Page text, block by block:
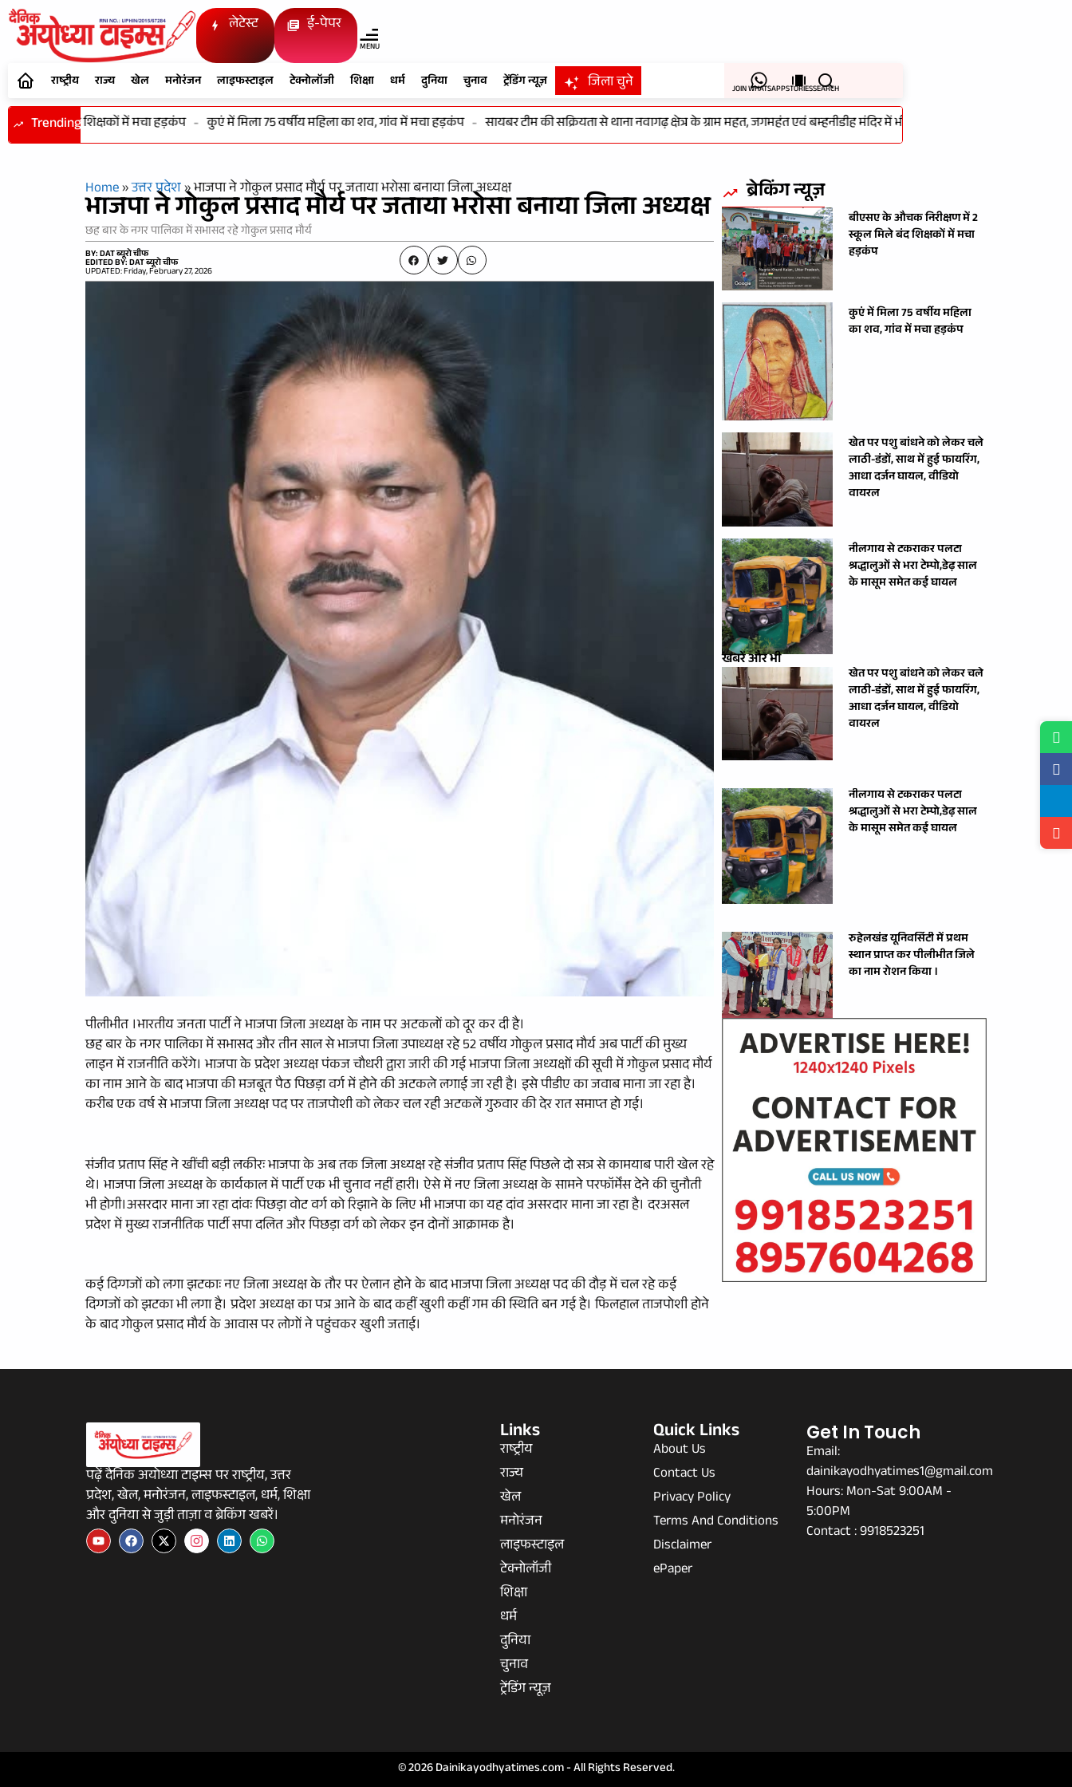
लेटेस्ट ई-पेपर
MENU
राष्ट्रीय राज्य खेल मनोरंजन लाइफस्टाइल टेक्नोलॉजी शिक्षा धर्म दुनिया चुनाव ट्रेंडिंग न्यूज़ जिला चुने JOIN WHATSAPPSTORIESSEARCH
Trending
मिले बंद शिक्षकों में मचा हड़कंप - कुएं में मिला 75 वर्षीय महिला का शव, गांव में मचा हड़कंप - सायबर टीम की सक्रियता से थाना नवागढ़ क्षेत्र के ग्राम महत, जगमहंत एवं बम्हनीडीह मंदिर में भी हुई थी चोरी का 48 घंटे के भीतर हुआ
Home»उत्तर प्रदेश»भाजपा ने गोकुल प्रसाद मौर्य पर जताया भरोसा बनाया जिला अध्यक्ष
भाजपा ने गोकुल प्रसाद मौर्य पर जताया भरोसा बनाया जिला अध्यक्ष
छह बार के नगर पालिका में सभासद रहे गोकुल प्रसाद मौर्य
BY: DAT ब्यूरो चीफ
EDITED BY: DAT ब्यूरो चीफ
UPDATED: Friday, February 27, 2026
पीलीभीत ।भारतीय जनता पार्टी ने भाजपा जिला अध्यक्ष के नाम पर अटकलों को दूर कर दी है।
छह बार के नगर पालिका में सभासद और तीन साल से भाजपा जिला उपाध्यक्ष रहे 52 वर्षीय गोकुल प्रसाद मौर्य अब पार्टी की मुख्य
लाइन में राजनीति करेंगे। भाजपा के प्रदेश अध्यक्ष पंकज चौधरी द्वारा जारी की गई भाजपा जिला अध्यक्षों की सूची में गोकुल प्रसाद मौर्य
का नाम आने के बाद भाजपा की मजबूत पैठ पिछड़ा वर्ग में होने की अटकले लगाई जा रही है। इसे पीडीए का जवाब माना जा रहा है।
करीब एक वर्ष से भाजपा जिला अध्यक्ष पद पर ताजपोशी को लेकर चल रही अटकलें गुरुवार की देर रात समाप्त हो गई।
संजीव प्रताप सिंह ने खींची बड़ी लकीरः भाजपा के अब तक जिला अध्यक्ष रहे संजीव प्रताप सिंह पिछले दो सत्र से कामयाब पारी खेल रहे
थे। भाजपा जिला अध्यक्ष के कार्यकाल में पार्टी एक भी चुनाव नहीं हारी। ऐसे में नए जिला अध्यक्ष के सामने परफॉर्मेंस देने की चुनौती
भी होगी।असरदार माना जा रहा दांवः पिछड़ा वोट वर्ग को रिझाने के लिए भी भाजपा का यह दांव असरदार माना जा रहा है। दरअसल
प्रदेश में मुख्य राजनीतिक पार्टी सपा दलित और पिछड़ा वर्ग को लेकर इन दोनों आक्रामक है।
कई दिग्गजों को लगा झटकाः नए जिला अध्यक्ष के तौर पर ऐलान होने के बाद भाजपा जिला अध्यक्ष पद की दौड़ में चल रहे कई
दिग्गजों को झटका भी लगा है। प्रदेश अध्यक्ष का पत्र आने के बाद कहीं खुशी कहीं गम की स्थिति बन गई है। फिलहाल ताजपोशी होने
के बाद गोकुल प्रसाद मौर्य के आवास पर लोगों ने पहुंचकर खुशी जताई।
ब्रेकिंग न्यूज़
बीएसए के औचक निरीक्षण में 2
स्कूल मिले बंद शिक्षकों में मचा
हड़कंप
कुएं में मिला 75 वर्षीय महिला
का शव, गांव में मचा हड़कंप
खेत पर पशु बांधने को लेकर चले
लाठी-डंडों, साथ में हुई फायरिंग,
आधा दर्जन घायल, वीडियो
वायरल
नीलगाय से टकराकर पलटा
श्रद्धालुओं से भरा टेम्पो,डेढ़ साल
के मासूम समेत कई घायल
खबरें और भी
खेत पर पशु बांधने को लेकर चले
लाठी-डंडों, साथ में हुई फायरिंग,
आधा दर्जन घायल, वीडियो
वायरल
नीलगाय से टकराकर पलटा
श्रद्धालुओं से भरा टेम्पो,डेढ़ साल
के मासूम समेत कई घायल
रुहेलखंड यूनिवर्सिटी में प्रथम
स्थान प्राप्त कर पीलीभीत जिले
का नाम रोशन किया ।
पढ़ें दैनिक अयोध्या टाइम्स पर राष्ट्रीय, उत्तर
प्रदेश, खेल, मनोरंजन, लाइफस्टाइल, धर्म, शिक्षा
और दुनिया से जुड़ी ताज़ा व ब्रेकिंग खबरें।
Links
राष्ट्रीय
राज्य
खेल
मनोरंजन
लाइफस्टाइल
टेक्नोलॉजी
शिक्षा
धर्म
दुनिया
चुनाव
ट्रेंडिंग न्यूज़
Quick Links
About Us
Contact Us
Privacy Policy
Terms And Conditions
Disclaimer
ePaper
Get In Touch
Email:
dainikayodhyatimes1@gmail.com
Hours: Mon-Sat 9:00AM -
5:00PM
Contact : 9918523251
© 2026 Dainikayodhyatimes.com - All Rights Reserved.